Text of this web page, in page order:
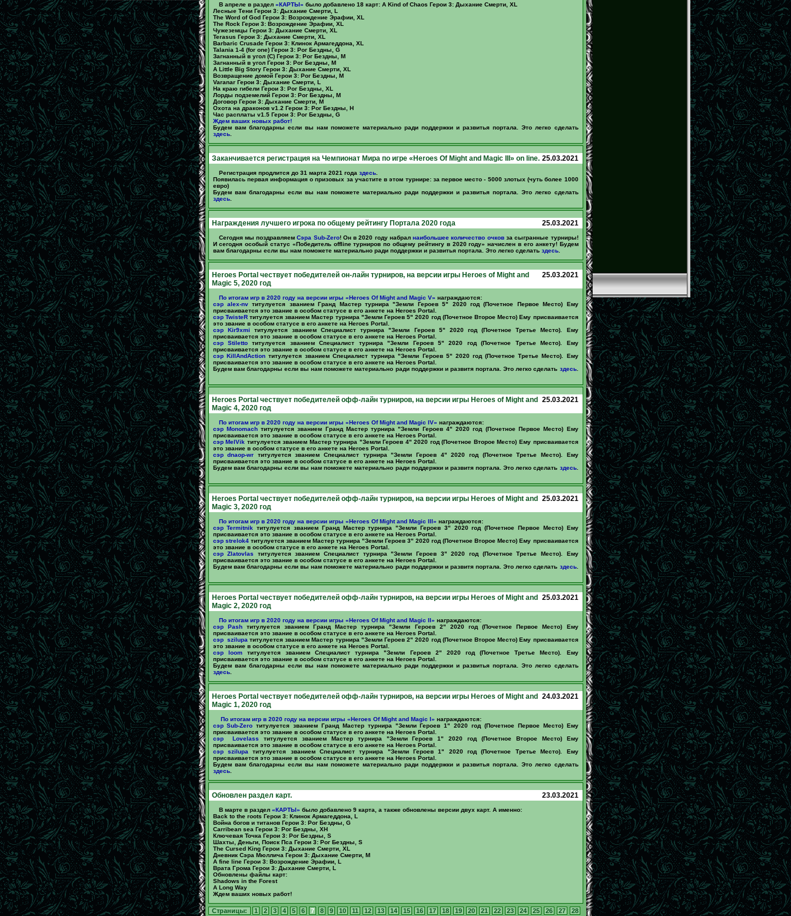
В апреле в раздел «КАРТЫ» было добавлено 18 карт: A Kind of Chaos Герои 3: Дыхание Смерти, XL
Лесные Тени Герои 3: Дыхание Смерти, L
The Word of God Герои 3: Возрождение Эрафии, XL
The Rock Герои 3: Возрождение Эрафии, XL
Чужеземцы Герои 3: Дыхание Смерти, XL
Terasus Герои 3: Дыхание Смерти, XL
Barbaric Crusade Герои 3: Клинок Армагеддона, XL
Talania 1-4 (for one) Герои 3: Рог Бездны, G
Загнанный в угол (С) Герои 3: Рог Бездны, M
Загнанный в угол Герои 3: Рог Бездны, M
A Little Big Story Герои 3: Дыхание Смерти, XL
Возвращение домой Герои 3: Рог Бездны, M
Varanar Герои 3: Дыхание Смерти, L
На краю гибели Герои 3: Рог Бездны, XL
Лорды подземелий Герои 3: Рог Бездны, M
Договор Герои 3: Дыхание Смерти, M
Охота на драконов v1.2 Герои 3: Рог Бездны, H
Час расплаты v1.5 Герои 3: Рог Бездны, G
Ждем ваших новых работ!
Будем вам благодарны если вы нам поможете материально ради поддержки и развитья портала. Это легко сделать
здесь.
Заканчивается регистрация на Чемпионат Мира по игре «Heroes Of Might and Magic III» on line. 25.03.2021
Регистрация продлится до 31 марта 2021 года здесь.
Появилась первая информация о призовых за участите в этом турнире: за первое место - 5000 злотых (чуть более 1000
евро)
Будем вам благодарны если вы нам поможете материально ради поддержки и развитья портала. Это легко сделать
здесь.
Награждения лучшего игрока по общему рейтингу Портала 2020 года 25.03.2021
Сегодня мы поздравляемСэра Sub-Zero! Он в 2020 году набралнаибольшее количество очковза сыгранные турниры!
И сегодня особый статус «Победитель offline турниров по общему рейтингу в 2020 году» начислен в его анкету! Будем
вам благодарны если вы нам поможете материально ради поддержки и развитья портала. Это легко сделать здесь.
Heroes Portal чествует победителей он-лайн турниров, на версии игры Heroes of Might and
Magic 5, 2020 год
25.03.2021
По итогам игр в 2020 году на версии игры «Heroes Of Might and Magic V» награждаются:
сэр alex-nvтитулуется званием Гранд Мастер турнира "Земли Героев 5" 2020 год (Почетное Первое Место) Ему
присваивается это звание в особом статусе в его анкете на Heroes Portal.
сэр TwisteRтитулуется званием Мастер турнира "Земли Героев 5" 2020 год (Почетное Второе Место) Ему присваивается
это звание в особом статусе в его анкете на Heroes Portal.
сэр Kir9xmi титулуется званием Специалист турнира "Земли Героев 5" 2020 год (Почетное Третье Место). Ему
присваивается это звание в особом статусе в его анкете на Heroes Portal.
сэр Stilettoтитулуется званием Специалист турнира "Земли Героев 5" 2020 год (Почетное Третье Место). Ему
присваивается это звание в особом статусе в его анкете на Heroes Portal.
сэр KillAndActionтитулуется званием Специалист турнира "Земли Героев 5" 2020 год (Почетное Третье Место). Ему
присваивается это звание в особом статусе в его анкете на Heroes Portal.
Будем вам благодарны если вы нам поможете материально ради поддержки и развитя портала. Это легко сделать здесь.
Heroes Portal чествует победителей офф-лайн турниров, на версии игры Heroes of Might and
Magic 4, 2020 год
25.03.2021
По итогам игр в 2020 году на версии игры «Heroes Of Might and Magic IV» награждаются:
сэр Monomachтитулуется званием Гранд Мастер турнира "Земли Героев 4" 2020 год (Почетное Первое Место) Ему
присваивается это звание в особом статусе в его анкете на Heroes Portal.
сэр MelVik титулуется званием Мастер турнира "Земли Героев 4" 2020 год (Почетное Второе Место) Ему присваивается
это звание в особом статусе в его анкете на Heroes Portal.
сэр dnaop-wr титулуется званием Специалист турнира "Земли Героев 4" 2020 год (Почетное Третье Место). Ему
присваивается это звание в особом статусе в его анкете на Heroes Portal.
Будем вам благодарны если вы нам поможете материально ради поддержки и развитя портала. Это легко сделать здесь.
Heroes Portal чествует победителей офф-лайн турниров, на версии игры Heroes of Might and
Magic 3, 2020 год
25.03.2021
По итогам игр в 2020 году на версии игры «Heroes Of Might and Magic III» награждаются:
сэр Termitnik
титулуется званием Гранд Мастер турнира "Земли Героев 3" 2020 год (Почетное Первое Место) Ему
присваивается это звание в особом статусе в его анкете на Heroes Portal.
сэр strelok4титулуется званием Мастер турнира "Земли Героев 3" 2020 год (Почетное Второе Место) Ему присваивается
это звание в особом статусе в его анкете на Heroes Portal.
сэр Zlatovlas
титулуется званием Специалист турнира "Земли Героев 3" 2020 год (Почетное Третье Место). Ему
присваивается это звание в особом статусе в его анкете на Heroes Portal.
Будем вам благодарны если вы нам поможете материально ради поддержки и развитя портала. Это легко сделать здесь.
Heroes Portal чествует победителей офф-лайн турниров, на версии игры Heroes of Might and
Magic 2, 2020 год
25.03.2021
По итогам игр в 2020 году на версии игры «Heroes Of Might and Magic II» награждаются:
сэр Pashтитулуется званием Гранд Мастер турнира "Земли Героев 2" 2020 год (Почетное Первое Место) Ему
присваивается это звание в особом статусе в его анкете на Heroes Portal.
сэр szilupa титулуется званием Мастер турнира "Земли Героев 2" 2020 год (Почетное Второе Место) Ему присваивается
это звание в особом статусе в его анкете на Heroes Portal.
сэр loomтитулуется званием Специалист турнира "Земли Героев 2" 2020 год (Почетное Третье Место). Ему
присваивается это звание в особом статусе в его анкете на Heroes Portal.
Будем вам благодарны если вы нам поможете материально ради поддержки и развитья портала. Это легко сделать
здесь.
Heroes Portal чествует победителей офф-лайн турниров, на версии игры Heroes of Might and
Magic 1, 2020 год
24.03.2021
По итогам игр в 2020 году на версии игры «Heroes Of Might and Magic I» награждаются:
сэр Sub-Zero титулуется званием Гранд Мастер турнира "Земли Героев 1" 2020 год (Почетное Первое Место) Ему
присваивается это звание в особом статусе в его анкете на Heroes Portal.
сэр Lovelass
титулуется званием Мастер турнира "Земли Героев 1" 2020 год (Почетное Второе Место) Ему
присваивается это звание в особом статусе в его анкете на Heroes Portal.
сэр szilupa титулуется званием Специалист турнира "Земли Героев 1" 2020 год (Почетное Третье Место). Ему
присваивается это звание в особом статусе в его анкете на Heroes Portal.
Будем вам благодарны если вы нам поможете материально ради поддержки и развитья портала. Это легко сделать
здесь.
Обновлен раздел карт. 23.03.2021
В марте в раздел «КАРТЫ» было добавлено 9 карта, а также обновлены версии двух карт. А именно:
Back to the roots Герои 3: Клинок Армагеддона, L
Война богов и титанов Герои 3: Рог Бездны, G
Carribean sea Герои 3: Рог Бездны, XH
Ключевая Точка Герои 3: Рог Бездны, S
Шахты, Деньги, Поиск Пса Герои 3: Рог Бездны, S
The Cursed King Герои 3: Дыхание Смерти, XL
Дневник Сэра Мюллича Герои 3: Дыхание Смерти, M
A fine line Герои 3: Возрождение Эрафии, L
Врата Грома Герои 3: Дыхание Смерти, L
Обновлены файлы карт:
Shadows in the Forest
A Long Way
Ждем ваших новых работ!
Страницы: 1 2 3 4 5 6 7 8 9 10 11 12 13 14 15 16 17 18 19 20 21 22 23 24 25 26 27 28